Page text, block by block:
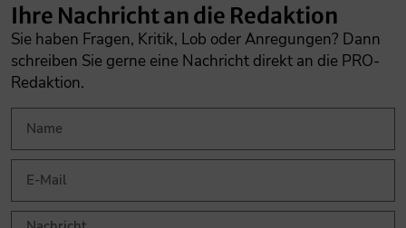
Ihre Nachricht an die Redaktion
Sie haben Fragen, Kritik, Lob oder Anregungen? Dann
schreiben Sie gerne eine Nachricht direkt an die PRO-
Redaktion.